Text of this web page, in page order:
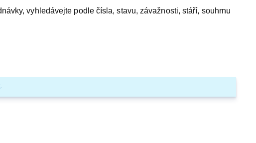
vyhledávejte podle čísla, stavu, závažnosti, stáří, souhrnu